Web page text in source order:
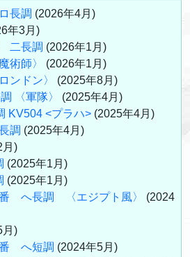
長調 (2026年4月)
年3月)
二長調 (2026年1月)
術師〉
(2026年1月)
ドン〉
(2025年8月)
〈軍隊〉
(2025年4月)
KV504 <プラハ> (2025年4月)
調 (2025年4月)
月)
(2025年1月)
(2025年1月)
へ長調 〈エジプト風〉
(2024
)
へ短調 (2024年5月)